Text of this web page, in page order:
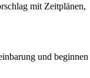
mit Zeitplänen,
und beginnen